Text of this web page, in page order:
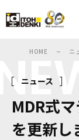
HOME ニ
ニュース
MDR式
を更新し